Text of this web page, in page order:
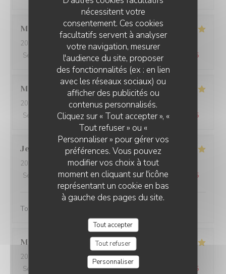
nécessitent votre
consentement. Ces cookies
facultatifs servent à analyser
votre navigation, mesurer
l'audience du site, proposer
des fonctionnalités (ex : en lien
avec les réseaux sociaux) ou
afficher des publicités ou
contenus personnalisés.
Cliquez sur « Tout accepter », «
Tout refuser » ou «
Personnaliser » pour gérer vos
préférences. Vous pouvez
modifier vos choix à tout
moment en cliquant sur l'icône
représentant un cookie en bas
à gauche des pages du site.
Tout accepter
Tout refuser
Personnaliser
Manuel
2026-07-22
- 12:15 - Couverts 2
Service
Ambiance:4 /5 Cuisine : 4/5 Qualité / Prix /5
Mathilde
2026-07-13
- 20:00 - Couverts 3
Service
/5 Ambiance:5 /5 Cuisine:5/5 Qualité / Prix /5
Jean-Louis B
2026-07-14
- 19:30 - Couverts 3
Service
/5 Ambiance :4 /5 Cuisine: 5/5 Qualité / Prix /5
Toujours agréable de venir au Rizzo
Merouane
2026-07-11
- 20:15 - Couverts 6
Service
Ambiance:5/5 Cuisine:5/5 /5